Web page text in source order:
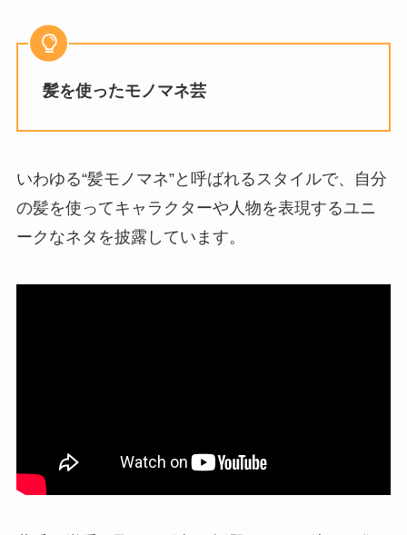
髪を使ったモノマネ芸
いわゆる“髪モノマネ”と呼ばれるスタイルで、自分
の髪を使ってキャラクターや人物を表現するユニ
ークなネタを披露しています。